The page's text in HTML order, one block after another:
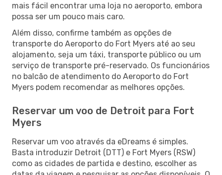
mais fácil encontrar uma loja no aeroporto, embora
possa ser um pouco mais caro.
Além disso, confirme também as opções de
transporte do Aeroporto do Fort Myers até ao seu
alojamento, seja um táxi, transporte público ou um
serviço de transporte pré-reservado. Os funcionários
no balcão de atendimento do Aeroporto do Fort
Myers podem recomendar as melhores opções.
Reservar um voo de Detroit para Fort
Myers
Reservar um voo através da eDreams é simples.
Basta introduzir Detroit (DTT) e Fort Myers (RSW)
como as cidades de partida e destino, escolher as